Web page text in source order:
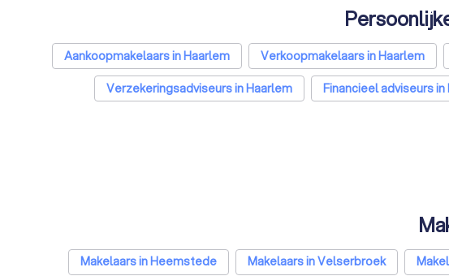
Aankoopmakelaars in Haarlem Verkoopmakelaars in Haarlem
Verzekeringsadviseurs in Haarlem
Financieel adviseurs in
Makelaars in Heemstede Makelaars in Velserbroek